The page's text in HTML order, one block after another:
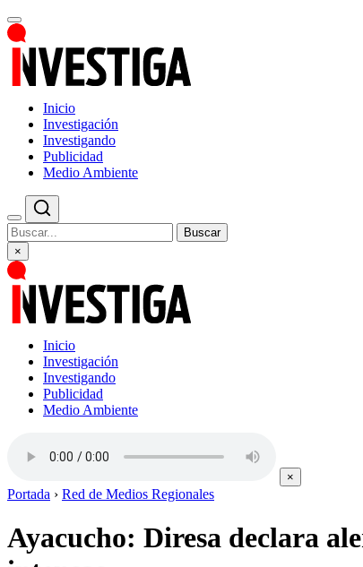
Inicio
Investigación
Investigando
Publicidad
Medio Ambiente
Buscar
×
Inicio
Investigación
Investigando
Publicidad
Medio Ambiente
×
Portada › Red de Medios Regionales
Ayacucho: Diresa declara